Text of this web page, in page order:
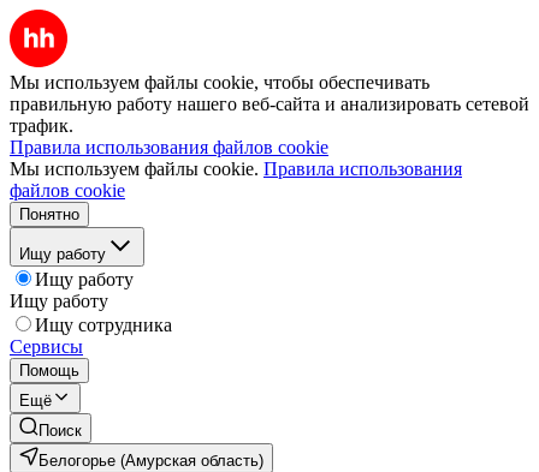
Мы используем файлы cookie, чтобы обеспечивать
правильную работу нашего веб-сайта и анализировать сетевой
трафик.
Правила использования файлов cookie
Мы используем файлы cookie. Правила использования
файлов cookie
Понятно
Ищу работу
Ищу работу
Ищу работу
Ищу сотрудника
Сервисы
Помощь
Ещё
Поиск
Белогорье (Амурская область)